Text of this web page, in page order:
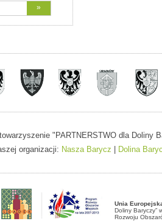
"PARTNERSTWO dla
organizacji: Nasza Barycz Dolina
Unia
Doliny Baryczy”
Rozwoju